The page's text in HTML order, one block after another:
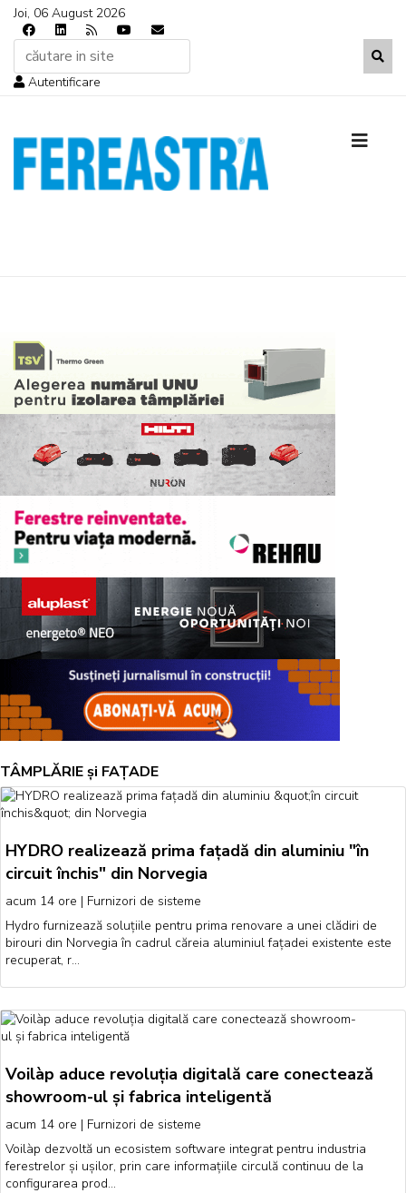
Joi, 06 August 2026
Autentificare
TÂMPLĂRIE și FAȚADE
HYDRO realizează prima fațadă din aluminiu "în
circuit închis" din Norvegia
acum 14 ore | Furnizori de sisteme
Hydro furnizează soluțiile pentru prima renovare a unei clădiri de
birouri din Norvegia în cadrul căreia aluminiul fațadei existente este
recuperat, r…
Voilàp aduce revoluția digitală care conectează
showroom-ul și fabrica inteligentă
acum 14 ore | Furnizori de sisteme
Voilàp dezvoltă un ecosistem software integrat pentru industria
ferestrelor și ușilor, prin care informațiile circulă continuu de la
configurarea prod…